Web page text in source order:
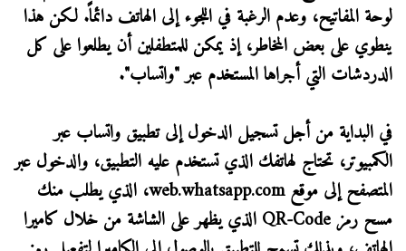
لوحة المفاتيح، وعدم الرغبة في اللجوء إلى الهاتف دائماً. لكن هذا
ينطوي على بعض المخاطر، إذ يمكن للمتطفلين أن يطلعوا على كل
الدردشات التي أجراها المستخدم عبر "واتساب".
في البداية من أجل تسجيل الدخول إلى تطبيق واتساب عبر
الكمبيوتر، تحتاج لهاتفك الذي تستخدم عليه التطبيق، والدخول عبر
المتصفح إلى موقع web.whatsapp.com، الذي يطلب منك
مسح رمز QR-Code الذي يظهر على الشاشة من خلال كاميرا